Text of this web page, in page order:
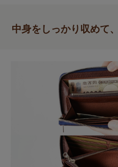
中身をしっかり収めて